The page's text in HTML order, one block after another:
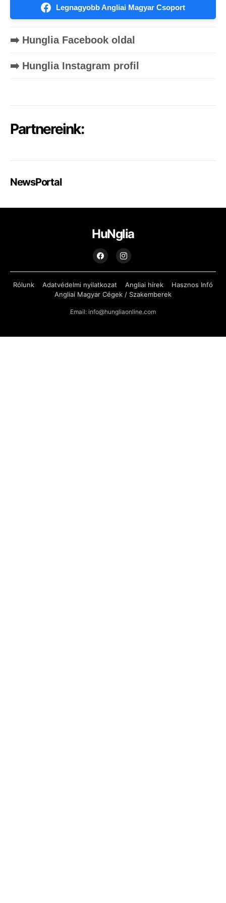
Legnagyobb Angliai Magyar Csoport
➡️ Hunglia Facebook oldal
➡️ Hunglia Instagram profil
Partnereink:
NewsPortal
HuNglia
Rólunk Adatvédelmi nyilatkozat Angliai hírek
Hasznos Infó
Angliai Magyar Cégek / Szakemberek
Email: info@hungliaonline.com